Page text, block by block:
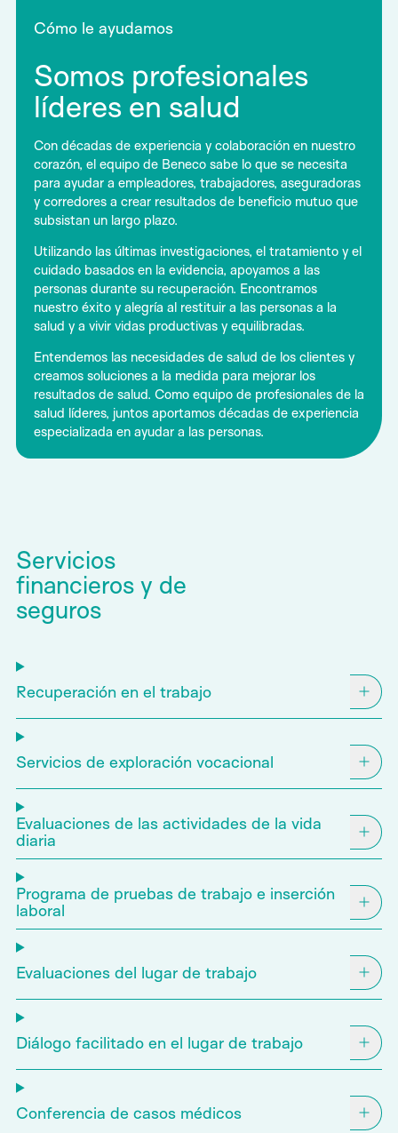
Cómo le ayudamos
Somos profesionales
líderes en salud
Con décadas de experiencia y colaboración en nuestro
corazón, el equipo de Beneco sabe lo que se necesita
para ayudar a empleadores, trabajadores, aseguradoras
y corredores a crear resultados de beneficio mutuo que
subsistan un largo plazo.
Utilizando las últimas investigaciones, el tratamiento y el
cuidado basados en la evidencia, apoyamos a las
personas durante su recuperación. Encontramos
nuestro éxito y alegría al restituir a las personas a la
salud y a vivir vidas productivas y equilibradas.
Entendemos las necesidades de salud de los clientes y
creamos soluciones a la medida para mejorar los
resultados de salud. Como equipo de profesionales de la
salud líderes, juntos aportamos décadas de experiencia
especializada en ayudar a las personas.
Servicios
financieros y de
seguros
Recuperación en el trabajo
Servicios de exploración vocacional
Evaluaciones de las actividades de la vida
diaria
Programa de pruebas de trabajo e inserción
laboral
Evaluaciones del lugar de trabajo
Diálogo facilitado en el lugar de trabajo
Conferencia de casos médicos